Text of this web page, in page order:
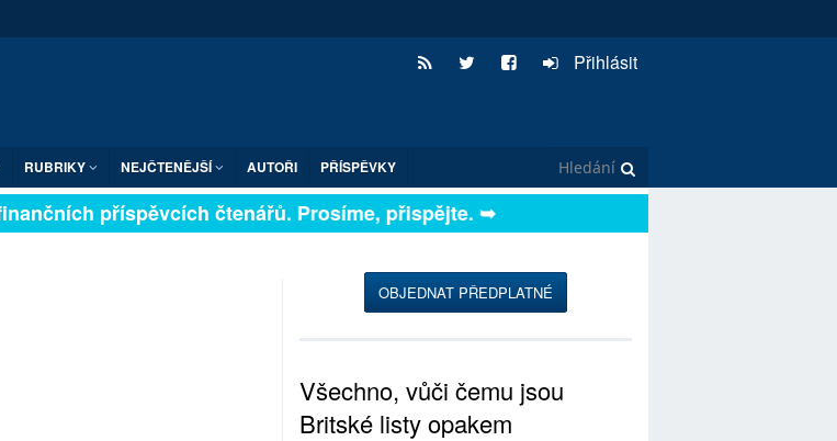
Přihlásit
RUBRIKY NEJČTENĚJŠÍ AUTOŘI PŘÍSPĚVKY
příspěvcích čtenářů. Prosíme, přispějte. ➥
OBJEDNAT PŘEDPLATNÉ
Všechno, vůči čemu jsou
Britské listy opakem